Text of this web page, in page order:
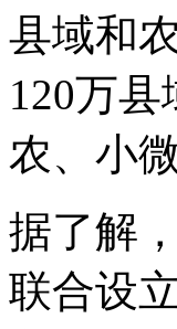
县域和
120万
农、小
据了解
联合设